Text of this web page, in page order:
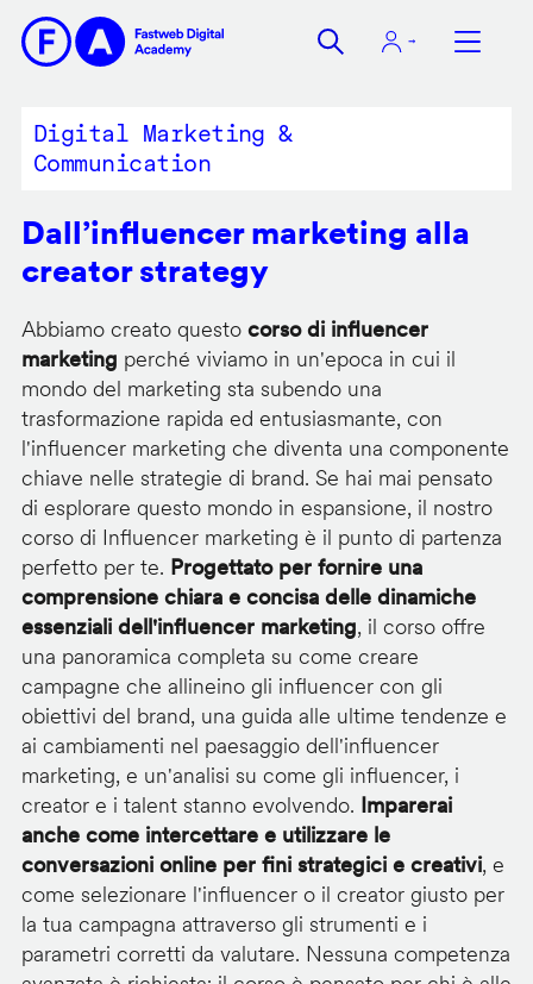
contenuto
Digital Marketing &
Communication
Dall’influencer marketing alla
creator strategy
Abbiamo creato questo corso di influencer
marketing perché viviamo in un'epoca in cui il
mondo del marketing sta subendo una
trasformazione rapida ed entusiasmante, con
l'influencer marketing che diventa una componente
chiave nelle strategie di brand. Se hai mai pensato
di esplorare questo mondo in espansione, il nostro
corso di Influencer marketing è il punto di partenza
perfetto per te. Progettato per fornire una
comprensione chiara e concisa delle dinamiche
essenziali dell'influencer marketing, il corso offre
una panoramica completa su come creare
campagne che allineino gli influencer con gli
obiettivi del brand, una guida alle ultime tendenze e
ai cambiamenti nel paesaggio dell'influencer
marketing, e un'analisi su come gli influencer, i
creator e i talent stanno evolvendo. Imparerai
anche come intercettare e utilizzare le
conversazioni online per fini strategici e creativi, e
come selezionare l'influencer o il creator giusto per
la tua campagna attraverso gli strumenti e i
parametri corretti da valutare. Nessuna competenza